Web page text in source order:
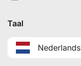
Taal
Nederlands